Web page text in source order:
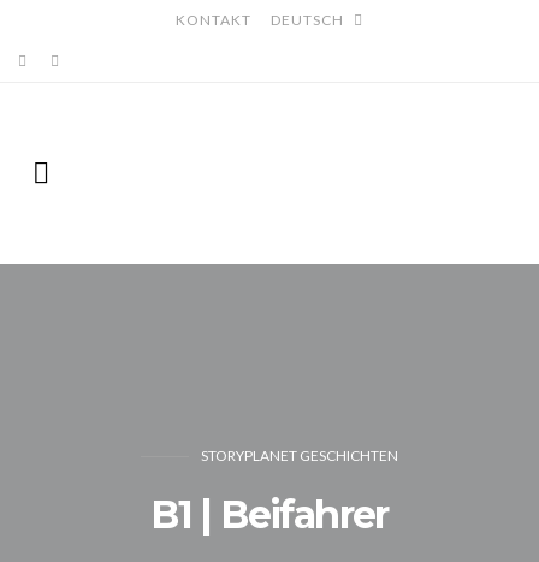
KONTAKT DEUTSCH
STORYPLANET GESCHICHTEN
B1 | Beifahrer